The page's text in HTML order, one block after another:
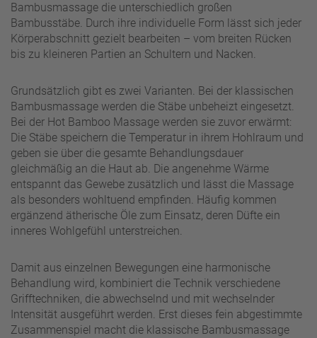
Bambusmassage die unterschiedlich großen
Bambusstäbe. Durch ihre individuelle Form lässt sich jeder
Körperabschnitt gezielt bearbeiten – vom breiten Rücken
bis zu kleineren Partien an Schultern und Nacken.
Grundsätzlich gibt es zwei Varianten. Bei der klassischen
Bambusmassage werden die Stäbe unbeheizt eingesetzt.
Bei der Hot Bamboo Massage werden sie zuvor erwärmt:
Die Stäbe speichern die Temperatur in ihrem Hohlraum und
geben sie über die gesamte Behandlungsdauer
gleichmäßig an die Haut ab. Die angenehme Wärme
entspannt das Gewebe zusätzlich und lässt die Massage
als besonders wohltuend empfinden. Häufig kommen
ergänzend ätherische Öle zum Einsatz, deren Düfte ein
inneres Wohlgefühl unterstreichen.
Damit aus einzelnen Bewegungen eine harmonische
Behandlung wird, kombiniert die Technik verschiedene
Grifftechniken, die abwechselnd und mit wechselnder
Intensität ausgeführt werden. Erst dieses fein abgestimmte
Zusammenspiel macht die klassische Bambusmassage